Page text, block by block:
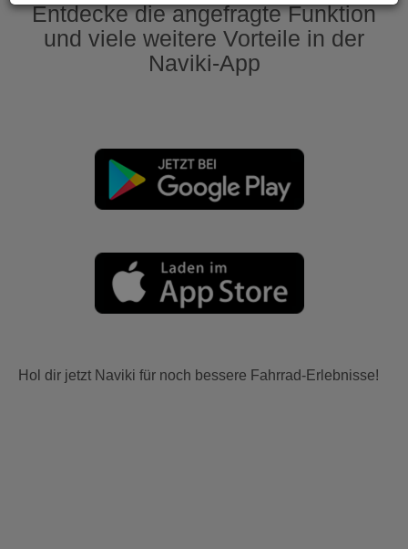
Entdecke die angefragte Funktion
und viele weitere Vorteile in der
Naviki-App
Hol dir jetzt Naviki für noch bessere Fahrrad-Erlebnisse!